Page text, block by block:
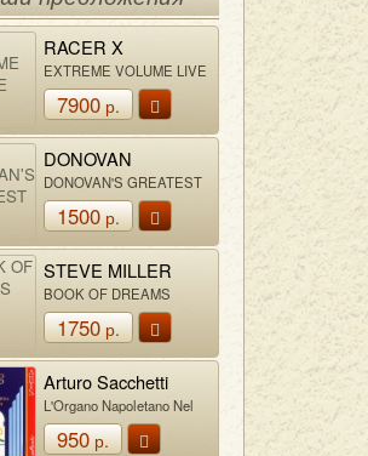
RACER X
EXTREME VOLUME LIVE
7900р.
DONOVAN
DONOVAN'S GREATEST
HITS
1500р.
STEVE MILLER
BAND
BOOK OF DREAMS
1750р.
Arturo Sacchetti
L'Organo Napoletano Nel
XVIII Secolo -
Composizioni Da Chiesa
950р.